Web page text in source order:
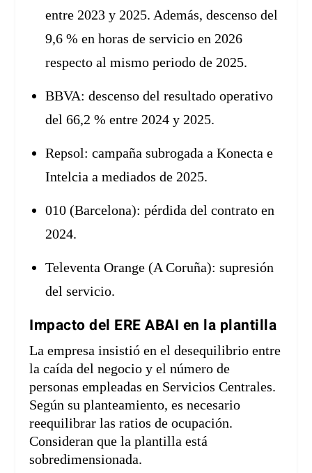
entre 2023 y 2025. Además, descenso del
9,6 % en horas de servicio en 2026
respecto al mismo periodo de 2025.
BBVA: descenso del resultado operativo
del 66,2 % entre 2024 y 2025.
Repsol: campaña subrogada a Konecta e
Intelcia a mediados de 2025.
010 (Barcelona): pérdida del contrato en
2024.
Televenta Orange (A Coruña): supresión
del servicio.
Impacto del ERE ABAI en la plantilla
La empresa insistió en el desequilibrio entre
la caída del negocio y el número de
personas empleadas en Servicios Centrales.
Según su planteamiento, es necesario
reequilibrar las ratios de ocupación.
Consideran que la plantilla está
sobredimensionada.